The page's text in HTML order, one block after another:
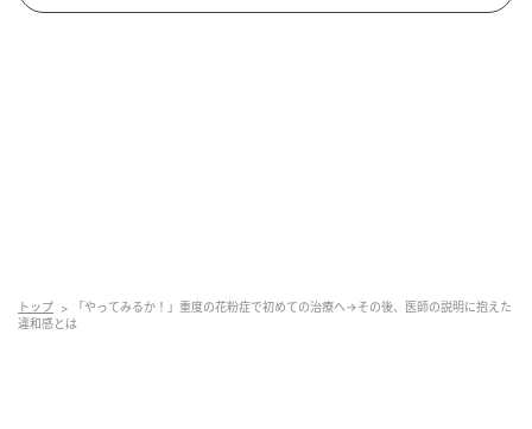
トップ
「やってみるか！」重度の花粉症で初めての治療へ→その後、医師の説明に抱えた
違和感とは